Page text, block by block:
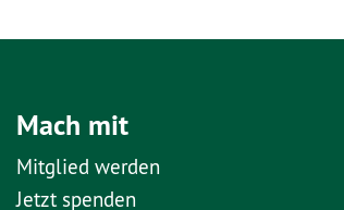
Mach mit
Mitglied werden
Jetzt spenden